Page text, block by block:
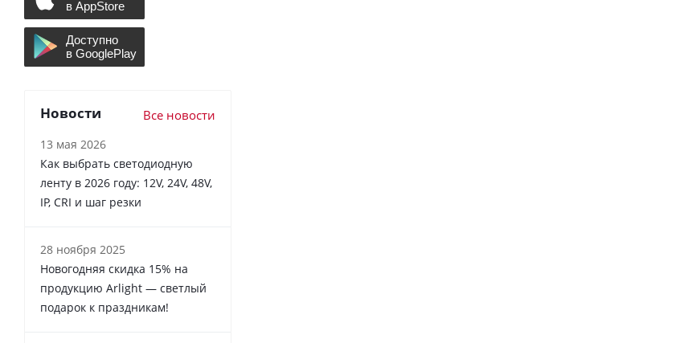
Новости Все новости
13 мая 2026
Как выбрать светодиодную
ленту в 2026 году: 12V, 24V, 48V,
IP, CRI и шаг резки
28 ноября 2025
Новогодняя скидка 15% на
продукцию Arlight — светлый
подарок к праздникам!